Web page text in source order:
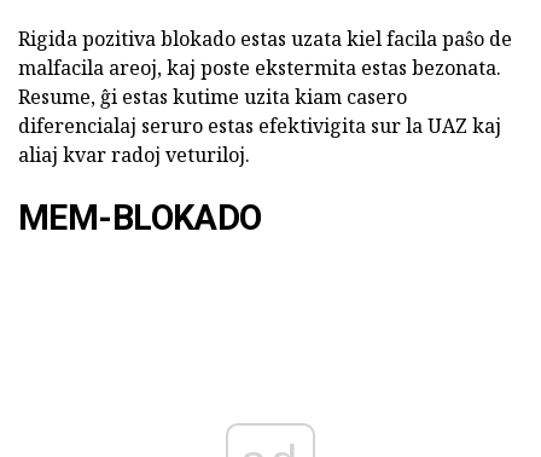
Rigida pozitiva blokado estas uzata kiel facila paŝo de
malfacila areoj, kaj poste ekstermita estas bezonata.
Resume, ĝi estas kutime uzita kiam casero
diferencialaj seruro estas efektivigita sur la UAZ kaj
aliaj kvar radoj veturiloj.
MEM-BLOKADO